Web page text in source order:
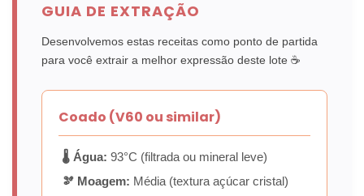
GUIA DE EXTRAÇÃO
Desenvolvemos estas receitas como ponto de partida
para você extrair a melhor expressão deste lote ☕
Coado (V60 ou similar)
🌡️ Água: 93°C (filtrada ou mineral leve)
🫘 Moagem: Média (textura açúcar cristal)